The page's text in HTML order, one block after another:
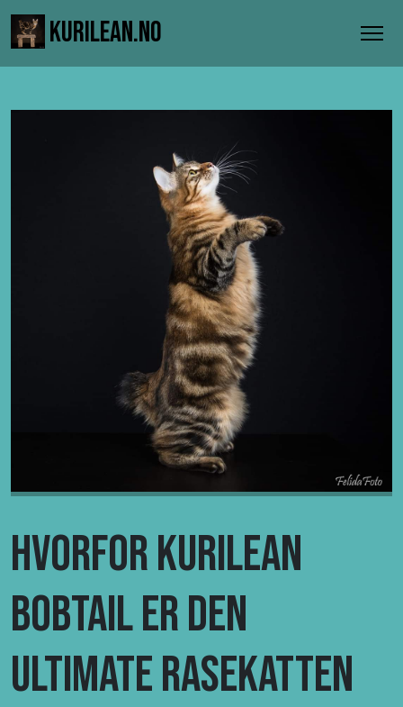
KURILEAN.NO
HVORFOR KURILEAN
BOBTAIL ER DEN
ULTIMATE RASEKATTEN